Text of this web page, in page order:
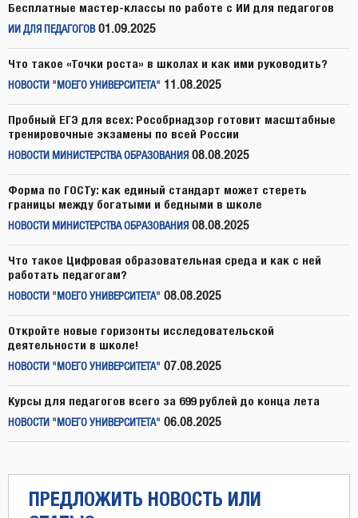
Бесплатные мастер-классы по работе с ИИ для педагогов
ИИ ДЛЯ ПЕДАГОГОВ 01.09.2025
Что такое «Точки роста» в школах и как ими руководить?
НОВОСТИ "МОЕГО УНИВЕРСИТЕТА" 11.08.2025
Пробный ЕГЭ для всех: Рособрнадзор готовит масштабные
тренировочные экзамены по всей России
НОВОСТИ МИНИСТЕРСТВА ОБРАЗОВАНИЯ 08.08.2025
Форма по ГОСТу: как единый стандарт может стереть
границы между богатыми и бедными в школе
НОВОСТИ МИНИСТЕРСТВА ОБРАЗОВАНИЯ 08.08.2025
Что такое Цифровая образовательная среда и как с ней
работать педагогам?
НОВОСТИ "МОЕГО УНИВЕРСИТЕТА" 08.08.2025
Откройте новые горизонты исследовательской
деятельности в школе!
НОВОСТИ "МОЕГО УНИВЕРСИТЕТА" 07.08.2025
Курсы для педагогов всего за 699 рублей до конца лета
НОВОСТИ "МОЕГО УНИВЕРСИТЕТА" 06.08.2025
ПРЕДЛОЖИТЬ НОВОСТЬ ИЛИ